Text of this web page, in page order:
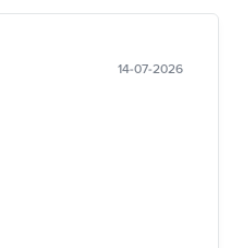
14-07-2026